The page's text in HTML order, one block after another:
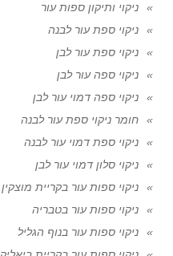
ניקוי ותיקון ספות עור
ניקוי ספת עור לבנה
ניקוי ספת עור לבן
ניקוי ספה עור לבן
ניקוי ספה דמוי עור לבן
חומר ניקוי ספת עור לבנה
ניקוי ספת דמוי עור לבנה
ניקוי סלון דמוי עור לבן
ניקוי ספות עור בקריית מוצקין
ניקוי ספות עור בטבריה
ניקוי ספות עור בנוף הגליל